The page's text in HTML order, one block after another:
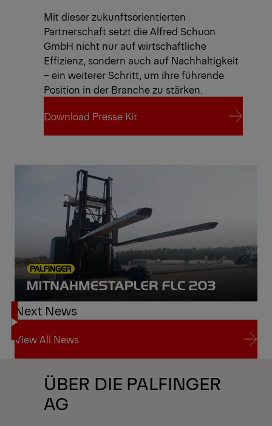
Mit dieser zukunftsorientierten
Partnerschaft setzt die Alfred Schuon
GmbH nicht nur auf wirtschaftliche
Effizienz, sondern auch auf Nachhaltigkeit
– ein weiterer Schritt, um ihre führende
Position in der Branche zu stärken.
Download Presse Kit
Next News
View All News
View All News
ÜBER DIE PALFINGER
AG